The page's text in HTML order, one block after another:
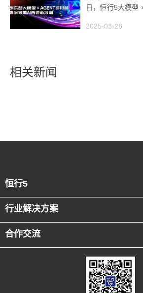
日，恒行5大模型
潮
2025-03-28
相关新闻
恒行5
行业解决方案
合作交流